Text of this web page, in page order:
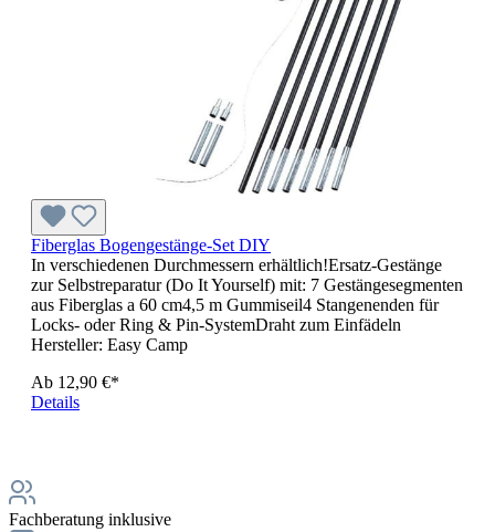
Fiberglas Bogengestänge-Set DIY
In verschiedenen Durchmessern erhältlich!Ersatz-Gestänge
zur Selbstreparatur (Do It Yourself) mit: 7 Gestängesegmenten
aus Fiberglas a 60 cm4,5 m Gummiseil4 Stangenenden für
Locks- oder Ring & Pin-SystemDraht zum Einfädeln
Hersteller: Easy Camp
Ab 12,90 €*
Details
Fachberatung inklusive